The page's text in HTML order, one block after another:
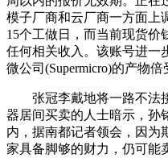
模子厂商和云厂商一方面上
15个工做日，而当前现货价
任何相关收入。该账号进一
微公司(Supermicro)的产物倍
张冠李戴地将一路不法
器居间买卖的人士暗示，孙
内，据南都记者领会，因为
家具备脚够的财力，仍可能